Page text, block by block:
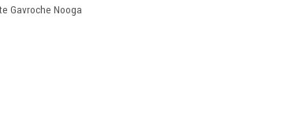
Gavroche Nooga